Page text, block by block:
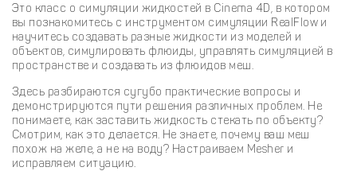
Это класс о симуляции жидкостей в Cinema 4D, в котором
вы познакомитесь с инструментом симуляции RealFlow и
научитесь создавать разные жидкости из моделей и
объектов, симулировать флюиды, управлять симуляцией в
пространстве и создавать из флюидов меш.
Здесь разбираются сугубо практические вопросы и
демонстрируются пути решения различных проблем. Не
понимаете, как заставить жидкость стекать по объекту?
Смотрим, как это делается. Не знаете, почему ваш меш
похож на желе, а не на воду? Настраиваем Mesher и
исправляем ситуацию.